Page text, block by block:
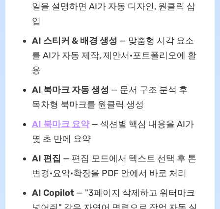
일을 설명하면 AI가 자동 디자인, 원클릭 삽
입
AI 스티커 & 배경 생성 — 맞춤형 시각 요소
를 AI가 자동 제작, 제안서·포트폴리오에 활
용
AI 북마크 자동 생성 — 문서 구조 분석 후
목차형 북마크를 원클릭 생성
AI 북마크 요약— 섹션별 핵심 내용을 AI가
몇 초 만에 요약
AI 편집 — 편집 모드에서 텍스트 선택 후 톤
변경·요약·확장을 PDF 안에서 바로 처리
AI Copilot— "3페이지 삭제하고 워터마크